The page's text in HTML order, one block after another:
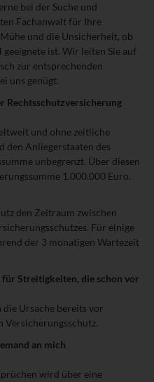
bei der Suche und
Fachanwalt für Ihre
und die Unsicherheit, ob
ist. Wir leiten Sie auf
zur entsprechenden
uns genügt.
Rechtsschutzversicherung
und ohne zeitliche
den Anliegerstaaten des
unbegrenzt. Über diesen
1.000.000 Euro.
den Zeitraum zwischen
Für einige
der 3 monatigen Wartezeit
Streitigkeiten, die schon vor
Ursache bereits vor
Versicherungsschutz.
an mich
wird über eine